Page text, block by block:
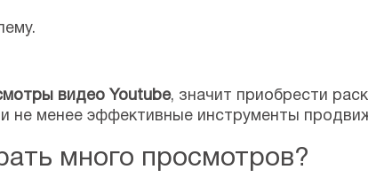
видео Youtube, значит приобрести
не менее эффективные инструменты
много просмотров?